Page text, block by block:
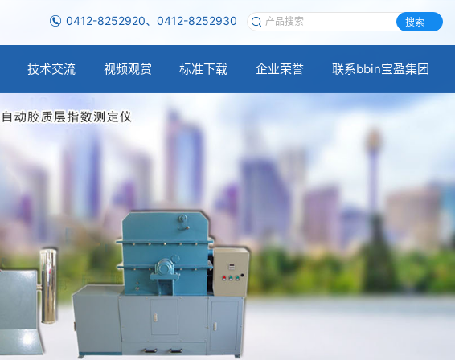
0412-8252920、0412-8252930 搜索
技术交流 视频观赏 标准下载 企业荣誉 联系bbin宝盈集团